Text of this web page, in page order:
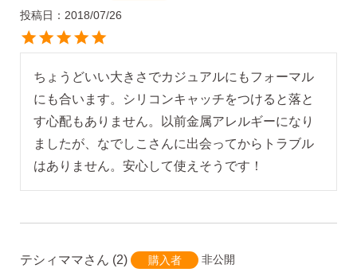
投稿日
2018/07/26
ちょうどいい大きさでカジュアルにもフォーマル
にも合います。シリコンキャッチをつけると落と
す心配もありません。以前金属アレルギーになり
ましたが、なでしこさんに出会ってからトラブル
はありません。安心して使えそうです！
テシィママ 2 購入者
非公開